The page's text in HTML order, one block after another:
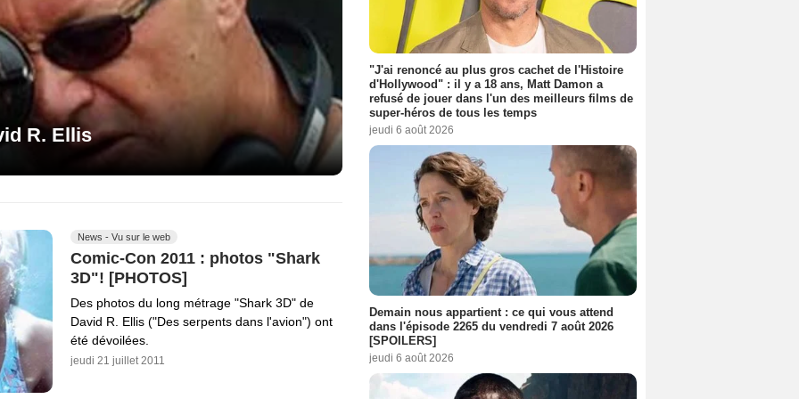
R. Ellis
News - Vu sur le web
Comic-Con 2011 : photos "Shark
3D"! [PHOTOS]
Des photos du long métrage "Shark 3D" de
David R. Ellis ("Des serpents dans l'avion") ont
été dévoilées.
jeudi 21 juillet 2011
"J'ai renoncé au plus gros cachet de l'Histoire
d'Hollywood" : il y a 18 ans, Matt Damon a
refusé de jouer dans l'un des meilleurs films de
super-héros de tous les temps
jeudi 6 août 2026
Demain nous appartient : ce qui vous attend
dans l'épisode 2265 du vendredi 7 août 2026
[SPOILERS]
jeudi 6 août 2026